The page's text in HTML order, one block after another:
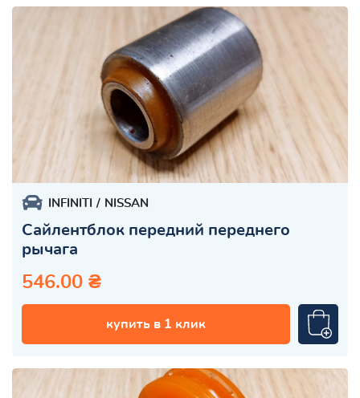
INFINITI NISSAN
Сайлентблок передний переднего
рычага
546.00 ₴
купить в 1 клик